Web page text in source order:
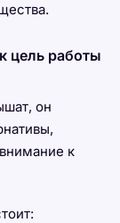
цель работы
он
к